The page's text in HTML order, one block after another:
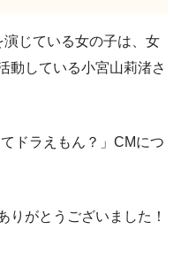
じている女の子は、女
動している小宮山莉渚さ
ドラえもん？」CMにつ
りがとうございました！